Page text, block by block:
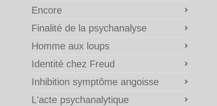
Encore
Finalité de la psychanalyse
Homme aux loups
Identité chez Freud
Inhibition symptôme angoisse
L'acte psychanalytique